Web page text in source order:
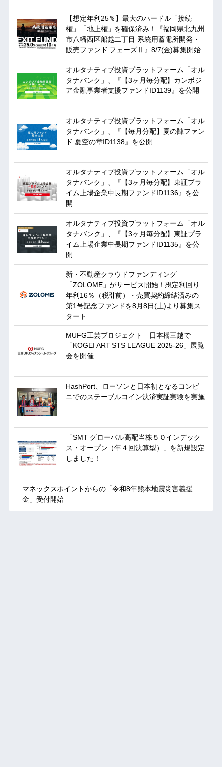
【想定年利25％】最大のハードル「接続
権」「地上権」を確保済み！『福岡県北九州
市八幡西区船越二丁目 系統用蓄電所開発・
販売ファンド フェーズⅡ』8/7(金)募集開始
オルタナティブ投資プラットフォーム「オル
タナバンク」、『【3ヶ月毎分配】カンボジ
ア金融事業者支援ファンドID1139』を公開
オルタナティブ投資プラットフォーム「オル
タナバンク」、『【毎月分配】夏の陣ファン
ド 夏空の章ID1138』を公開
オルタナティブ投資プラットフォーム「オル
タナバンク」、『【3ヶ月毎分配】東証プラ
イム上場企業中長期ファンドID1136』を公
開
オルタナティブ投資プラットフォーム「オル
タナバンク」、『【3ヶ月毎分配】東証プラ
イム上場企業中長期ファンドID1135』を公
開
新・不動産クラウドファンディング
「ZOLOME」がサービス開始！想定利回り
年利16％（税引前）・売買契約締結済みの
第1号記念ファンドを8月8日(土)より募集ス
タート
MUFG工芸プロジェクト 日本橋三越で
「KOGEI ARTISTS LEAGUE 2025-26」展覧
会を開催
HashPort、ローソンと日本初となるコンビ
ニでのステーブルコイン決済実証実験を実施
「SMT グローバル高配当株５０インデック
ス・オープン（年４回決算型）」を新規設定
しました！
マネックスポイントからの「令和8年熊本地震災害義援
金」受付開始